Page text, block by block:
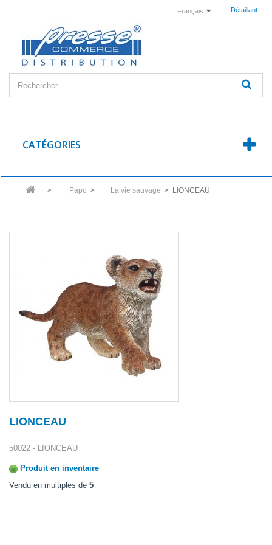
Détaillant
Français
CATÉGORIES
> Papo > La vie sauvage > LIONCEAU
LIONCEAU
50022 - LIONCEAU
Produit en inventaire
Vendu en multiples de 5